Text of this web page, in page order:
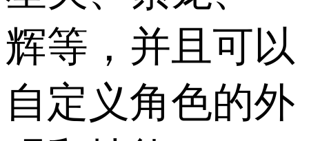
辉等，并且可以
自定义角色的外